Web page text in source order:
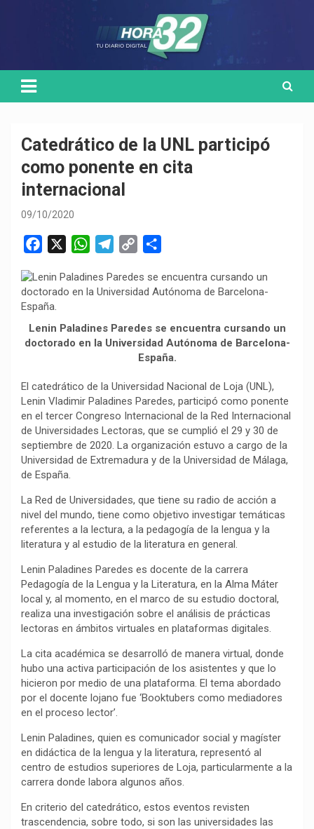
Catedrático de la UNL participó
como ponente en cita
internacional
09/10/2020
c
e
o
W
a
t
A
l
e
p
y
i
n
m
p
r
t
r
Lenin Paladines Paredes se encuentra cursando un
doctorado en la Universidad Autónoma de Barcelona-
España.
El catedrático de la Universidad Nacional de Loja (UNL),
Lenin Vladimir Paladines Paredes, participó como ponente
en el tercer Congreso Internacional de la Red Internacional
de Universidades Lectoras, que se cumplió el 29 y 30 de
septiembre de 2020. La organización estuvo a cargo de la
Universidad de Extremadura y de la Universidad de Málaga,
de España.
La Red de Universidades, que tiene su radio de acción a
nivel del mundo, tiene como objetivo investigar temáticas
referentes a la lectura, a la pedagogía de la lengua y la
literatura y al estudio de la literatura en general.
Lenin Paladines Paredes es docente de la carrera
Pedagogía de la Lengua y la Literatura, en la Alma Máter
local y, al momento, en el marco de su estudio doctoral,
realiza una investigación sobre el análisis de prácticas
lectoras en ámbitos virtuales en plataformas digitales.
La cita académica se desarrolló de manera virtual, donde
hubo una activa participación de los asistentes y que lo
hicieron por medio de una plataforma. El tema abordado
por el docente lojano fue ‘Booktubers como mediadores
en el proceso lector’.
Lenin Paladines, quien es comunicador social y magíster
en didáctica de la lengua y la literatura, representó al
centro de estudios superiores de Loja, particularmente a la
carrera donde labora algunos años.
En criterio del catedrático, estos eventos revisten
trascendencia, sobre todo, si son las universidades las